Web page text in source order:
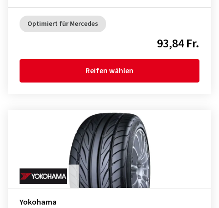
Optimiert für Mercedes
93,84 Fr.
Reifen wählen
Yokohama